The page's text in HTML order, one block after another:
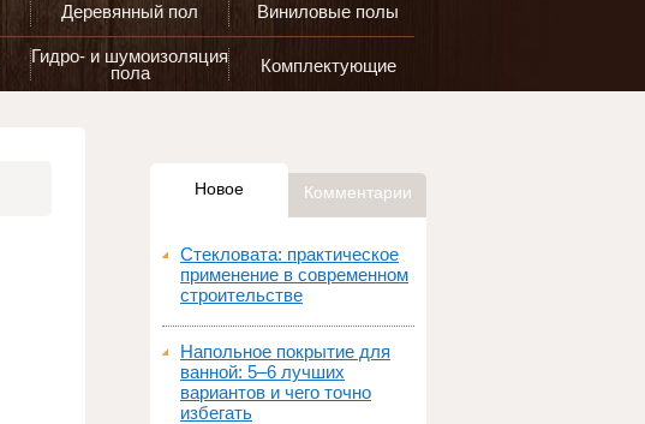
Деревянный пол Виниловые полы
Гидро- и шумоизоляция
пола
Комплектующие
Новое Комментарии
Стекловата: практическое
применение в современном
строительстве
Напольное покрытие для
ванной: 5–6 лучших
вариантов и чего точно
избегать